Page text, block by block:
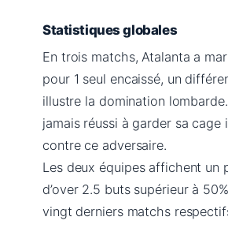
Statistiques globales
En trois matchs, Atalanta a
pour 1 seul encaissé, un
illustre la domination lombarde.
jamais réussi à garder sa cage
contre ce adversaire.
Les deux équipes affichent un
d’over 2.5 buts supérieur à
vingt derniers matchs